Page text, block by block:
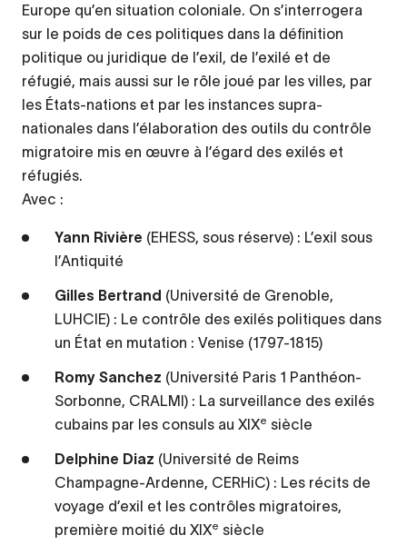
Europe qu’en situation coloniale. On s’interrogera
sur le poids de ces politiques dans la définition
politique ou juridique de l’exil, de l’exilé et de
réfugié, mais aussi sur le rôle joué par les villes, par
les États-nations et par les instances supra-
nationales dans l’élaboration des outils du contrôle
migratoire mis en œuvre à l’égard des exilés et
réfugiés.
Avec :
Yann Rivière (EHESS, sous réserve) : L’exil sous
l’Antiquité
Gilles Bertrand (Université de Grenoble,
LUHCIE) : Le contrôle des exilés politiques dans
un État en mutation : Venise (1797-1815)
Romy Sanchez (Université Paris 1 Panthéon-
Sorbonne, CRALMI) : La surveillance des exilés
cubains par les consuls au XIXe siècle
Delphine Diaz (Université de Reims
Champagne-Ardenne, CERHiC) : Les récits de
voyage d’exil et les contrôles migratoires,
première moitié du XIXe siècle